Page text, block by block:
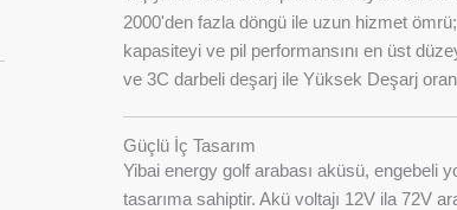
2000'den fazla döngü ile uzun hizmet
kapasiteyi ve pil performansını en üst
ve 3C darbeli deşarj ile Yüksek Deşarj
Güçlü İç Tasarım
Yibai energy golf arabası aküsü, engebeli
tasarıma sahiptir. Akü voltajı 12V ila 72V